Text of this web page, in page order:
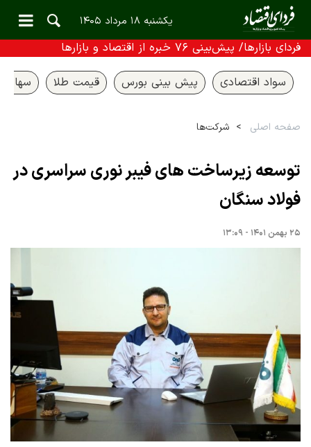
یکشنبه ۱۸ مرداد ۱۴۰۵
فردای بازارها/ پیش‌بینی ۷۶ خبره از اقتصاد و بازارها
سواد اقتصادی پیش بینی بورس قیمت طلا سهام
صفحه اصلی شرکت‌ها
توسعه زیرساخت های فیبر نوری سراسری در
فولاد سنگان
۲۵ بهمن ۱۴۰۱ - ۱۳:۰۹